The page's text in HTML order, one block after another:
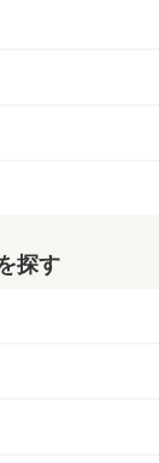
探す